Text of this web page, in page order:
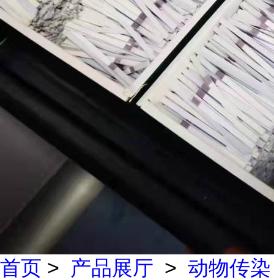
首页 > 产品展厅 > 动物传染